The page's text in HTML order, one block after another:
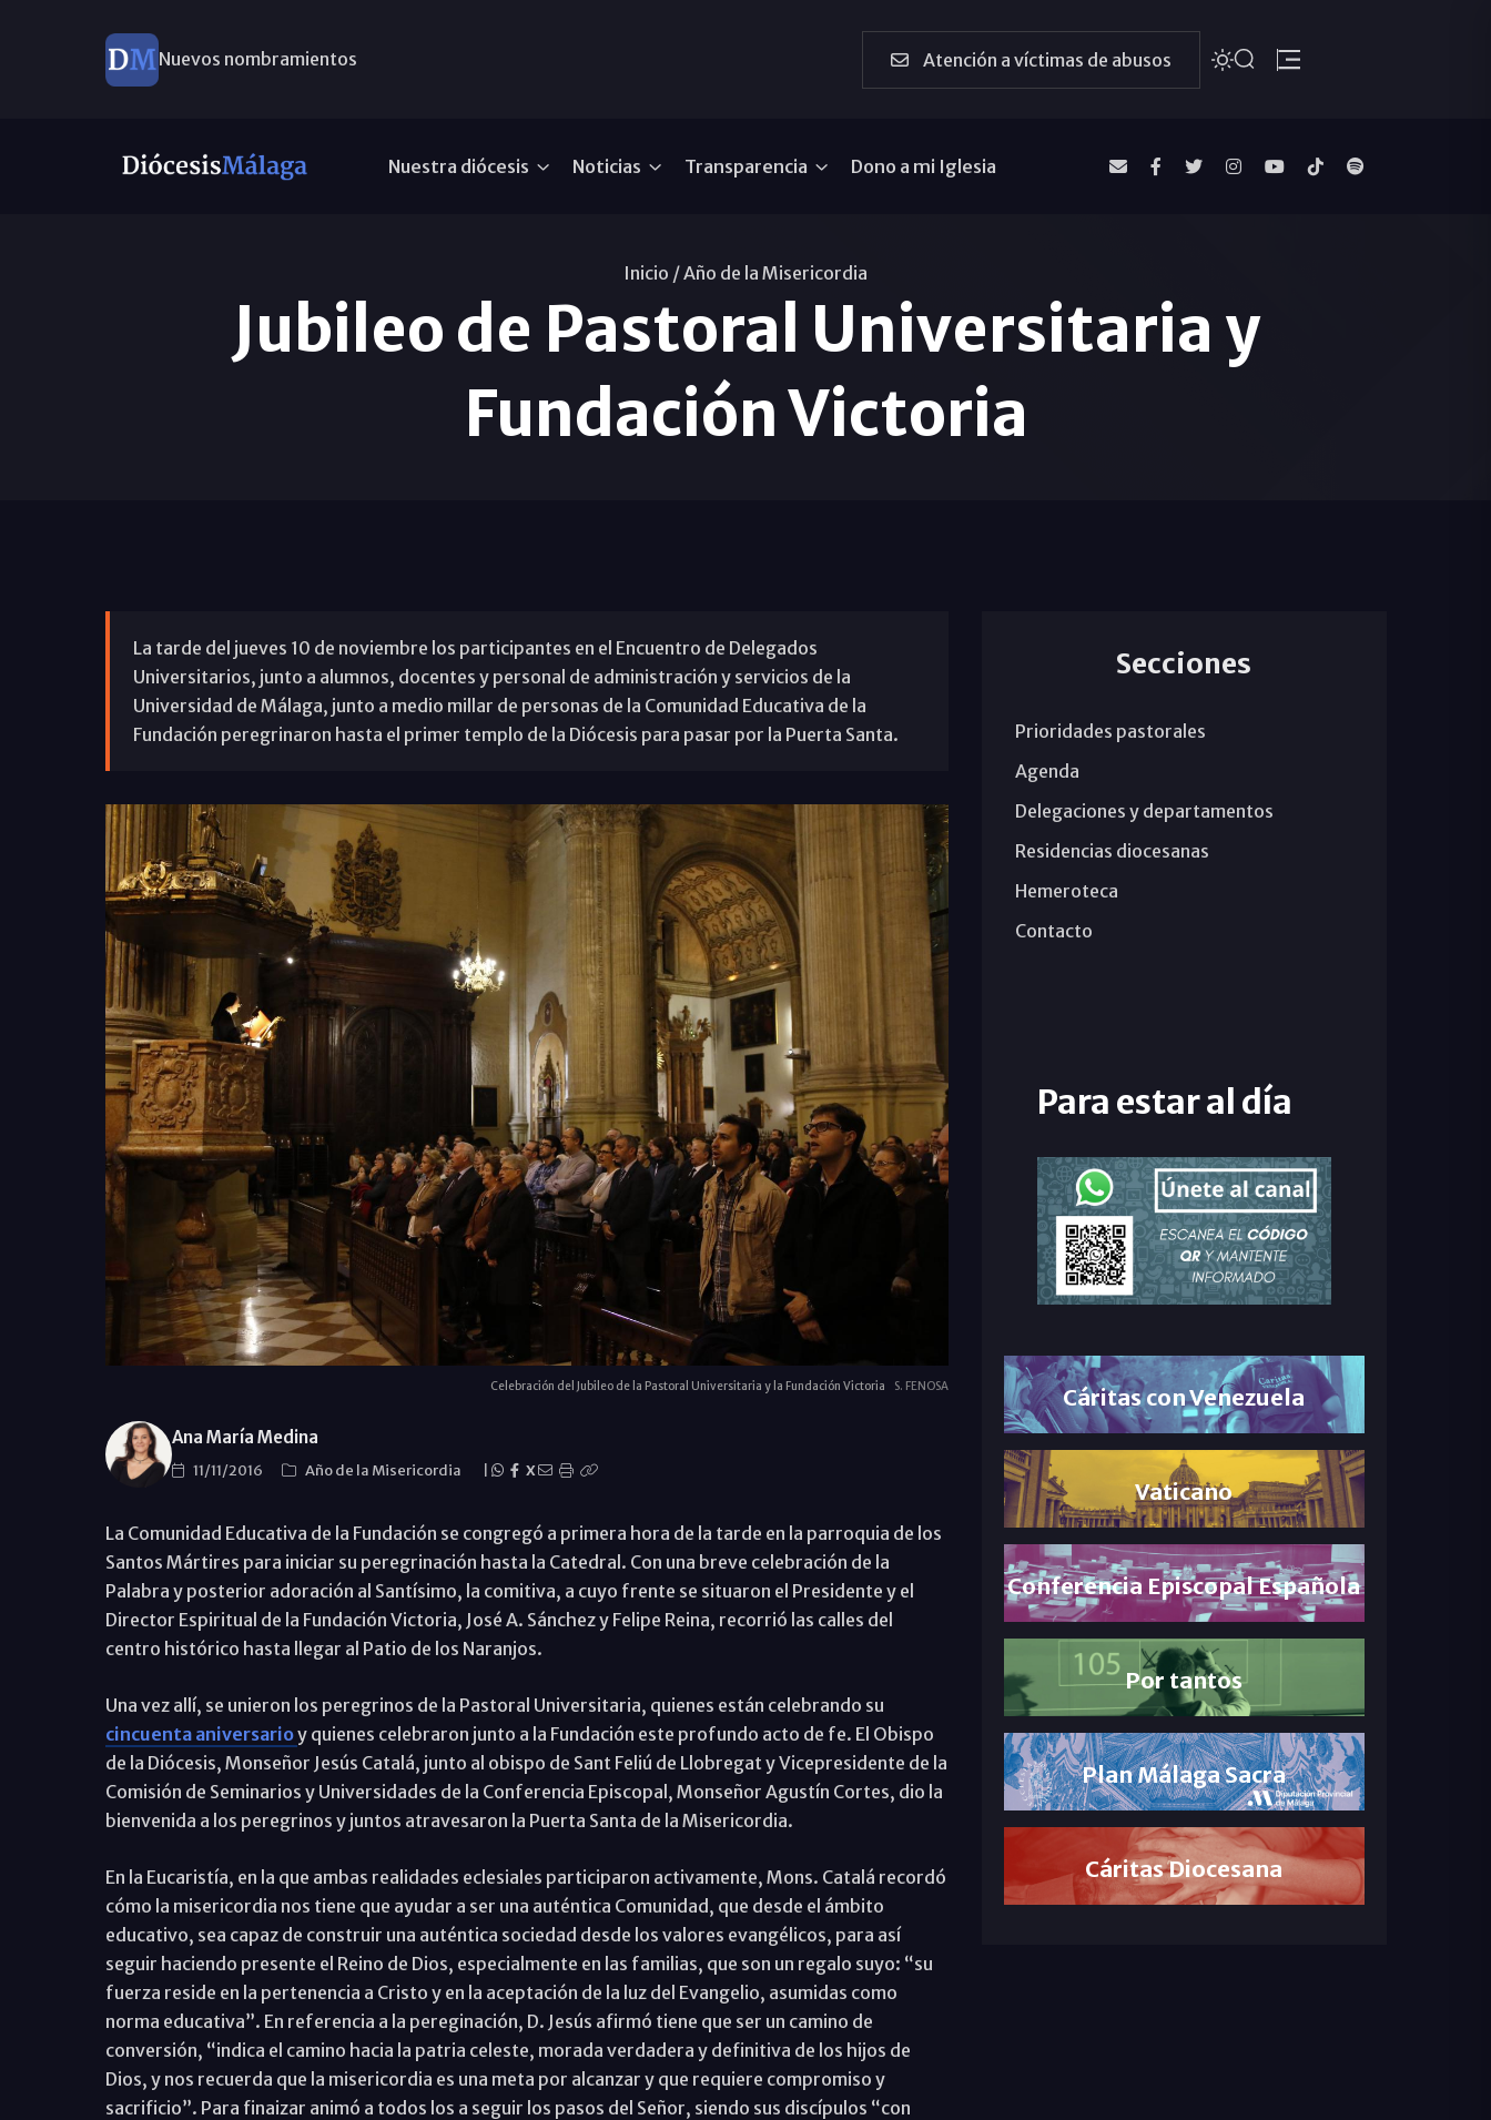
Nuevos nombramientos Atención a víctimas de abusos
Nuestra diócesis Noticias Transparencia Dono a mi Iglesia
Inicio /Año de la Misericordia
Jubileo de Pastoral Universitaria y
Fundación Victoria
La tarde del jueves 10 de noviembre los participantes en el Encuentro de Delegados
Universitarios, junto a alumnos, docentes y personal de administración y servicios de la
Universidad de Málaga, junto a medio millar de personas de la Comunidad Educativa de la
Fundación peregrinaron hasta el primer templo de la Diócesis para pasar por la Puerta Santa.
Celebración del Jubileo de la Pastoral Universitaria y la Fundación Victoria S. FENOSA
Ana María Medina
11/11/2016 Año de la Misericordia X
La Comunidad Educativa de la Fundación se congregó a primera hora de la tarde en la parroquia de los
Santos Mártires para iniciar su peregrinación hasta la Catedral. Con una breve celebración de la
Palabra y posterior adoración al Santísimo, la comitiva, a cuyo frente se situaron el Presidente y el
Director Espiritual de la Fundación Victoria, José A. Sánchez y Felipe Reina, recorrió las calles del
centro histórico hasta llegar al Patio de los Naranjos.
Una vez allí, se unieron los peregrinos de la Pastoral Universitaria, quienes están celebrando su
cincuenta aniversarioy quienes celebraron junto a la Fundación este profundo acto de fe. El Obispo
de la Diócesis, Monseñor Jesús Catalá, junto al obispo de Sant Feliú de Llobregat y Vicepresidente de la
Comisión de Seminarios y Universidades de la Conferencia Episcopal, Monseñor Agustín Cortes, dio la
bienvenida a los peregrinos y juntos atravesaron la Puerta Santa de la Misericordia.
En la Eucaristía, en la que ambas realidades eclesiales participaron activamente, Mons. Catalá recordó
cómo la misericordia nos tiene que ayudar a ser una auténtica Comunidad, que desde el ámbito
educativo, sea capaz de construir una auténtica sociedad desde los valores evangélicos, para así
seguir haciendo presente el Reino de Dios, especialmente en las familias, que son un regalo suyo: “su
fuerza reside en la pertenencia a Cristo y en la aceptación de la luz del Evangelio, asumidas como
norma educativa”. En referencia a la pereginación, D. Jesús afirmó tiene que ser un camino de
conversión, “indica el camino hacia la patria celeste, morada verdadera y definitiva de los hijos de
Dios, y nos recuerda que la misericordia es una meta por alcanzar y que requiere compromiso y
sacrificio”. Para finaizar animó a todos los a seguir los pasos del Señor, siendo sus discípulos “con
Secciones
Prioridades pastorales
Agenda
Delegaciones y departamentos
Residencias diocesanas
Hemeroteca
Contacto
Para estar al día
Cáritas con Venezuela
Vaticano
Conferencia Episcopal Española
Por tantos
Plan Málaga Sacra
Cáritas Diocesana